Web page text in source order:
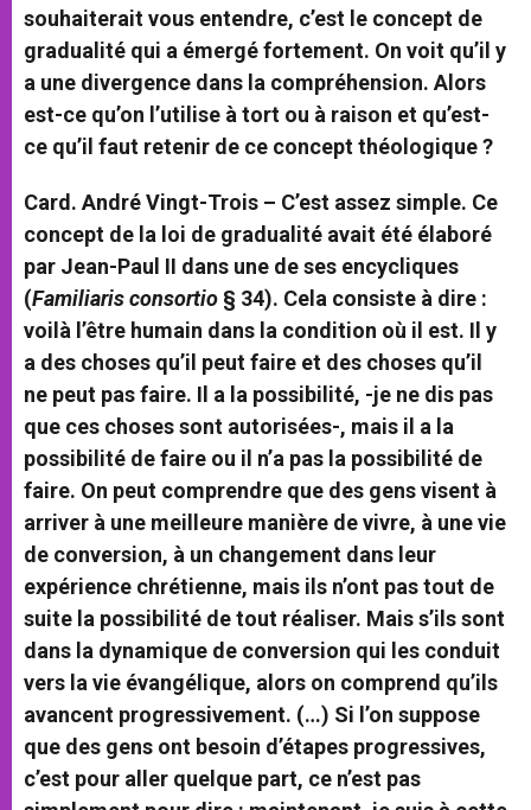
souhaiterait vous entendre, c’est le concept de
gradualité qui a émergé fortement. On voit qu’il y
a une divergence dans la compréhension. Alors
est-ce qu’on l’utilise à tort ou à raison et qu’est-
ce qu’il faut retenir de ce concept théologique ?
Card. André Vingt-Trois – C’est assez simple. Ce
concept de la loi de gradualité avait été élaboré
par Jean-Paul II dans une de ses encycliques
(Familiaris consortio § 34). Cela consiste à dire :
voilà l’être humain dans la condition où il est. Il y
a des choses qu’il peut faire et des choses qu’il
ne peut pas faire. Il a la possibilité, -je ne dis pas
que ces choses sont autorisées-, mais il a la
possibilité de faire ou il n’a pas la possibilité de
faire. On peut comprendre que des gens visent à
arriver à une meilleure manière de vivre, à une vie
de conversion, à un changement dans leur
expérience chrétienne, mais ils n’ont pas tout de
suite la possibilité de tout réaliser. Mais s’ils sont
dans la dynamique de conversion qui les conduit
vers la vie évangélique, alors on comprend qu’ils
avancent progressivement. (…) Si l’on suppose
que des gens ont besoin d’étapes progressives,
c’est pour aller quelque part, ce n’est pas